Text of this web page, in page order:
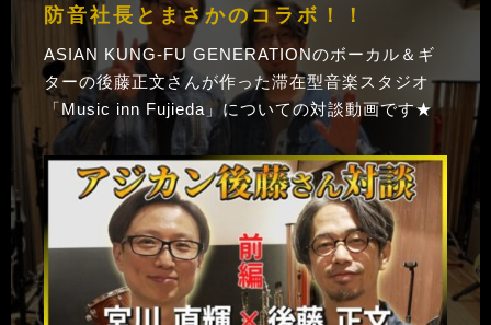
防音社長とまさかのコラボ！！
ASIAN KUNG-FU GENERATIONのボーカル＆ギ
ターの後藤正文さんが作った滞在型音楽スタジオ
「Music inn Fujieda」についての対談動画です★